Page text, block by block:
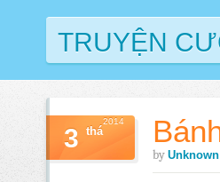
TRUYỆN
by Unknown
3 thá
2014